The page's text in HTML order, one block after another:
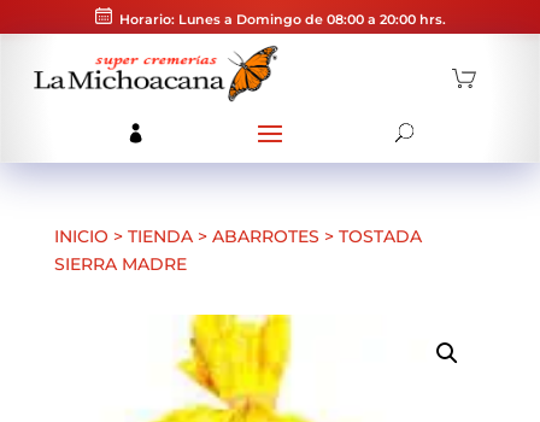
Horario: Lunes a Domingo de 08:00 a 20:00 hrs.
INICIO > TIENDA> ABARROTES > TOSTADA
SIERRA MADRE